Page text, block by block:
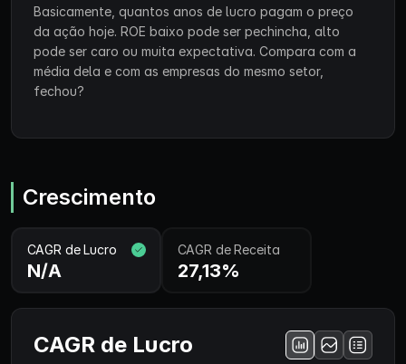
Basicamente, quantos anos de lucro pagam o preço
da ação hoje. ROE baixo pode ser pechincha, alto
pode ser caro ou muita expectativa. Compara com a
média dela e com as empresas do mesmo setor,
fechou?
Crescimento
CAGR de Lucro
N/A
CAGR de Receita
27,13%
CAGR de Lucro